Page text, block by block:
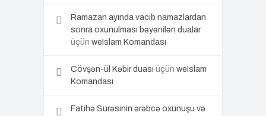
Ramazan ayında vacib namazlardan
sonra oxunulması bəyənilən dualar
üçün weIslam Komandası
Cövşən-ül Kəbir duası üçün weIslam
Komandası
Fatihə Surəsinin ərəbcə oxunuşu və